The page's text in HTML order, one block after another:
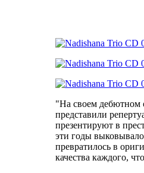
"На своем дебютном
представили
презентируют в
эти годы
превратилось в
качества каждого,